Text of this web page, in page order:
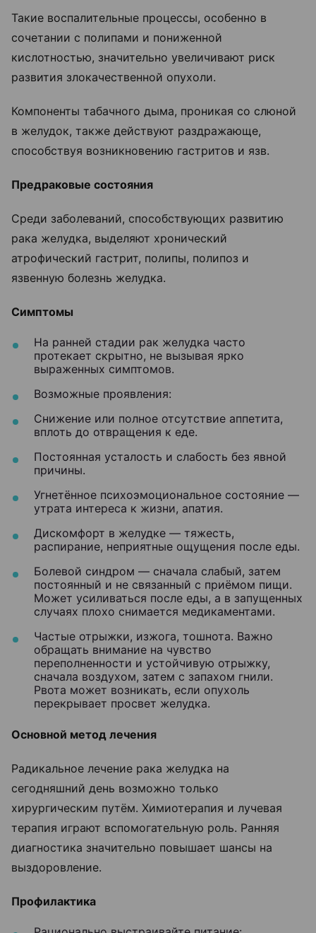
Такие воспалительные процессы, особенно в
сочетании с полипами и пониженной
кислотностью, значительно увеличивают риск
развития злокачественной опухоли.
Компоненты табачного дыма, проникая со слюной
в желудок, также действуют раздражающе,
способствуя возникновению гастритов и язв.
Предраковые состояния
Среди заболеваний, способствующих развитию
рака желудка, выделяют хронический
атрофический гастрит, полипы, полипоз и
язвенную болезнь желудка.
Симптомы
На ранней стадии рак желудка часто
протекает скрытно, не вызывая ярко
выраженных симптомов.
Возможные проявления:
Снижение или полное отсутствие аппетита,
вплоть до отвращения к еде.
Постоянная усталость и слабость без явной
причины.
Угнетённое психоэмоциональное состояние —
утрата интереса к жизни, апатия.
Дискомфорт в желудке — тяжесть,
распирание, неприятные ощущения после еды.
Болевой синдром — сначала слабый, затем
постоянный и не связанный с приёмом пищи.
Может усиливаться после еды, а в запущенных
случаях плохо снимается медикаментами.
Частые отрыжки, изжога, тошнота. Важно
обращать внимание на чувство
переполненности и устойчивую отрыжку,
сначала воздухом, затем с запахом гнили.
Рвота может возникать, если опухоль
перекрывает просвет желудка.
Основной метод лечения
Радикальное лечение рака желудка на
сегодняшний день возможно только
хирургическим путём. Химиотерапия и лучевая
терапия играют вспомогательную роль. Ранняя
диагностика значительно повышает шансы на
выздоровление.
Профилактика